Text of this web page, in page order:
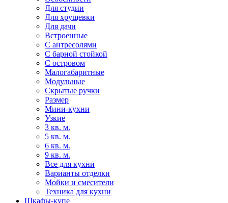
Для студии
Для хрущевки
Для дачи
Встроенные
С антресолями
С барной стойкой
С островом
Малогабаритные
Модульные
Скрытые ручки
Размер
Мини-кухни
Узкие
3 кв. м.
5 кв. м.
6 кв. м.
9 кв. м.
Все для кухни
Варианты отделки
Мойки и смесители
Техника для кухни
Шкафы-купе